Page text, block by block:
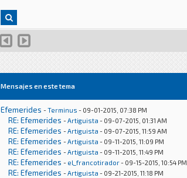
Mensajes en este tema
Efemerides -Terminus - 09-01-2015, 07:38 PM
RE: Efemerides -Artiguista - 09-07-2015, 01:31 AM
RE: Efemerides -Artiguista - 09-07-2015, 11:59 AM
RE: Efemerides -Artiguista - 09-11-2015, 11:09 PM
RE: Efemerides -Artiguista - 09-11-2015, 11:49 PM
RE: Efemerides - el_francotirador- 09-15-2015, 10:54 PM
RE: Efemerides -Artiguista - 09-21-2015, 11:18 PM